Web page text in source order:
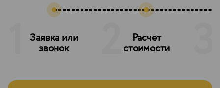
Заявка или
звонок
Расчет
стоимости